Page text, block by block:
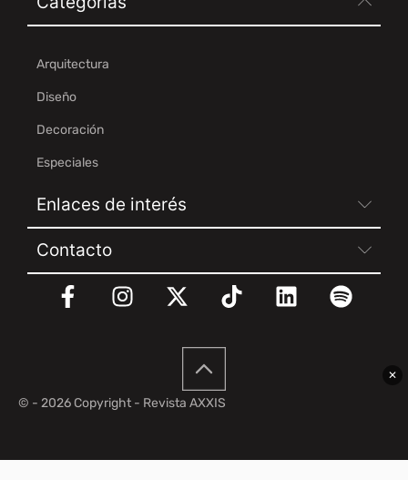
✕
Arquitectura
Diseño
Decoración
Especiales
Enlaces de interés
Contacto
© - 2026 Copyright - Revista AXXIS